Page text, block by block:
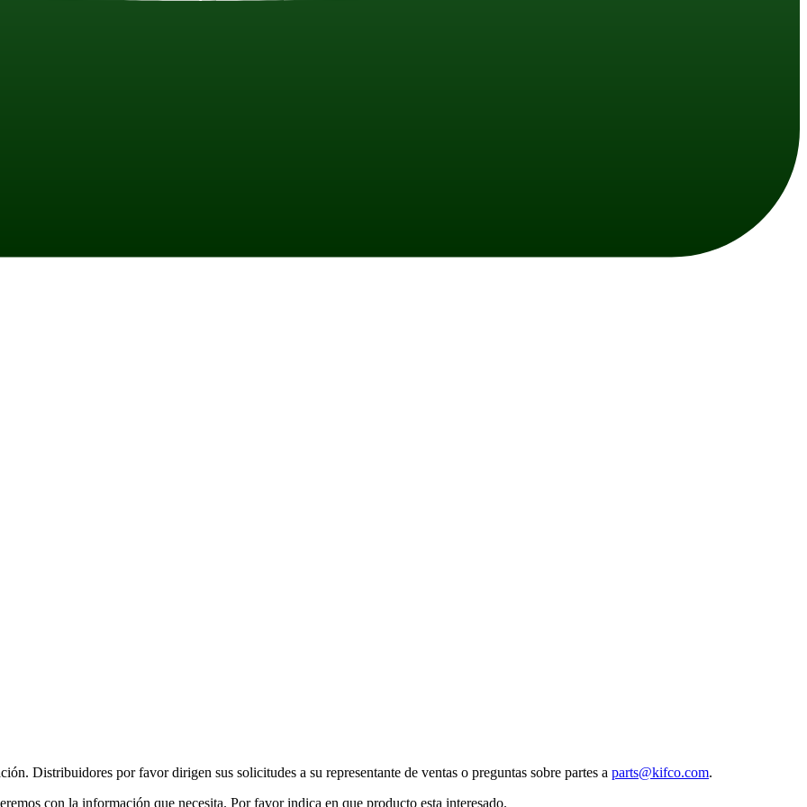
Distribuidores por favor dirigen sus solicitudes a su representante de ventas o preguntas sobre partes a parts@kifco.com.
con la información que necesita. Por favor indica en que producto esta interesado.